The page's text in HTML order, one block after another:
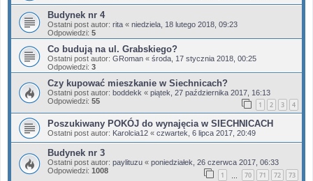
Budynek nr 4
Ostatni post autor: rita « niedziela, 18 lutego 2018, 09:23
Odpowiedzi: 5
Co budują na ul. Grabskiego?
Ostatni post autor: GRoman « środa, 17 stycznia 2018, 00:25
Odpowiedzi: 3
Czy kupować mieszkanie w Siechnicach?
Ostatni post autor: boddekk « piątek, 27 października 2017, 16:13
Odpowiedzi: 55 1 2 3 4
Poszukiwany POKÓJ do wynajęcia w SIECHNICACH
Ostatni post autor: Karolcia12 « czwartek, 6 lipca 2017, 20:49
Budynek nr 3
Ostatni post autor: paylituzu « poniedziałek, 26 czerwca 2017, 06:33
Odpowiedzi: 1008 1 70 71 72 73